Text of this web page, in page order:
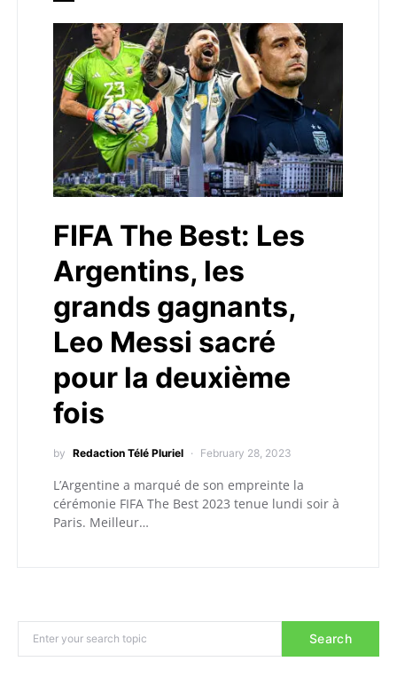
FIFA The Best: Les
Argentins, les
grands gagnants,
Leo Messi sacré
pour la deuxième
fois
by Redaction Télé Pluriel February 28, 2023
L’Argentine a marqué de son empreinte la
cérémonie FIFA The Best 2023 tenue lundi soir à
Paris. Meilleur…
Search